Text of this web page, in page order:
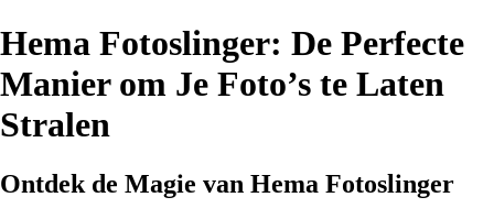
Hema Fotoslinger: De Perfecte
Manier om Je Foto’s te Laten
Stralen
Ontdek de Magie van Hema Fotoslinger